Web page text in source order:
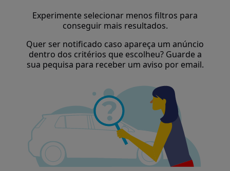
Experimente selecionar menos filtros para
conseguir mais resultados.
Quer ser notificado caso apareça um anúncio
dentro dos critérios que escolheu? Guarde a
sua pequisa para receber um aviso por email.